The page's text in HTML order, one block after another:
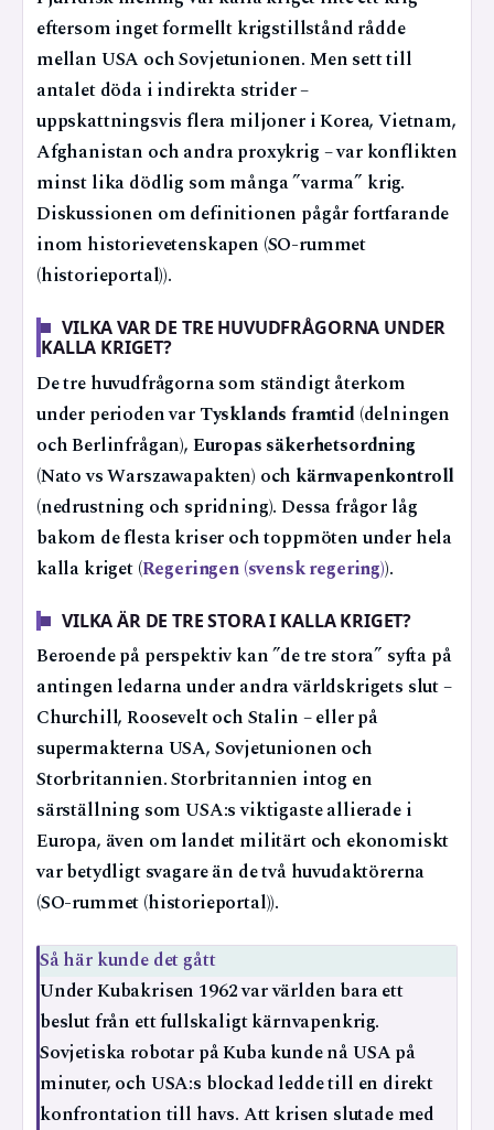
eftersom inget formellt krigstillstånd rådde
mellan USA och Sovjetunionen. Men sett till
antalet döda i indirekta strider –
uppskattningsvis flera miljoner i Korea, Vietnam,
Afghanistan och andra proxykrig – var konflikten
minst lika dödlig som många ”varma” krig.
Diskussionen om definitionen pågår fortfarande
inom historievetenskapen (SO-rummet
(historieportal)).
VILKA VAR DE TRE HUVUDFRÅGORNA UNDER
KALLA KRIGET?
De tre huvudfrågorna som ständigt återkom
under perioden var Tysklands framtid(delningen
och Berlinfrågan), Europas säkerhetsordning
(Nato vs Warszawapakten) och kärnvapenkontroll
(nedrustning och spridning). Dessa frågor låg
bakom de flesta kriser och toppmöten under hela
kalla kriget (Regeringen (svensk regering)).
VILKA ÄR DE TRE STORA I KALLA KRIGET?
Beroende på perspektiv kan ”de tre stora” syfta på
antingen ledarna under andra världskrigets slut –
Churchill, Roosevelt och Stalin – eller på
supermakterna USA, Sovjetunionen och
Storbritannien. Storbritannien intog en
särställning som USA:s viktigaste allierade i
Europa, även om landet militärt och ekonomiskt
var betydligt svagare än de två huvudaktörerna
(SO-rummet (historieportal)).
Så här kunde det gått
Under Kubakrisen 1962 var världen bara ett
beslut från ett fullskaligt kärnvapenkrig.
Sovjetiska robotar på Kuba kunde nå USA på
minuter, och USA:s blockad ledde till en direkt
konfrontation till havs. Att krisen slutade med